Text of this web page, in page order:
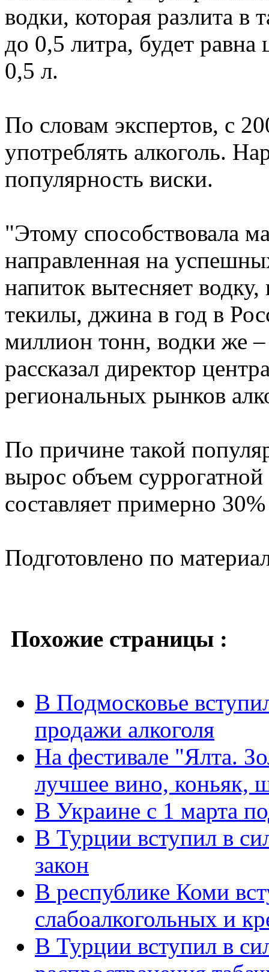
водки, которая разлита
до 0,5 литра, будет равна
0,5 л.
По словам экспертов, с
употреблять алкоголь.
популярность виски.
"Этому способствовала
направленная на
напиток вытесняет
текилы, джина в год в
миллион тонн, водки же
рассказал директор
региональных рынков
По причине такой
вырос объем
составляет примерно
Подготовлено по
Похожие страницы :
В Подмосковье
продажи алкоголя
На фестивале "Ялта.
лучшее вино, коньяк,
В Украине с 1 марта
В Турции вступил в
закон
В республике Коми
слабоалкогольных и
В Турции вступил в